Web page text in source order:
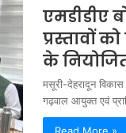
एमडीडीए
प्रस्तावों
के
मसूरी-देहरादून
गढ़वाल आयुक्त एवं